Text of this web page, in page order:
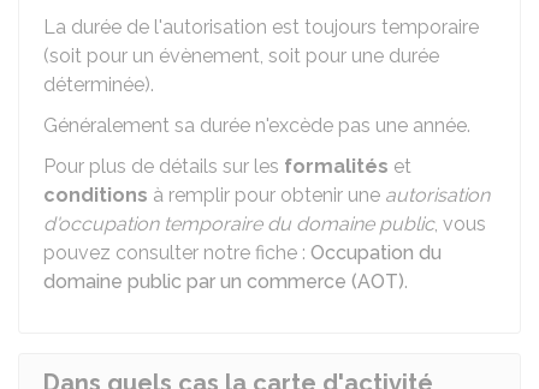
La durée de l'autorisation est toujours temporaire
(soit pour un évènement, soit pour une durée
déterminée).
Généralement sa durée n'excède pas une année.
Pour plus de détails sur les formalités et
conditions à remplir pour obtenir une autorisation
d'occupation temporaire du domaine public, vous
pouvez consulter notre fiche : Occupation du
domaine public par un commerce (AOT).
Dans quels cas la carte d'activité